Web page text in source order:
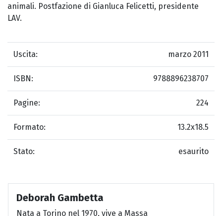
animali. Postfazione di Gianluca Felicetti, presidente
LAV.
Uscita: marzo 2011
ISBN: 9788896238707
Pagine: 224
Formato: 13.2x18.5
Stato: esaurito
Deborah Gambetta
Nata a Torino nel 1970, vive a Massa